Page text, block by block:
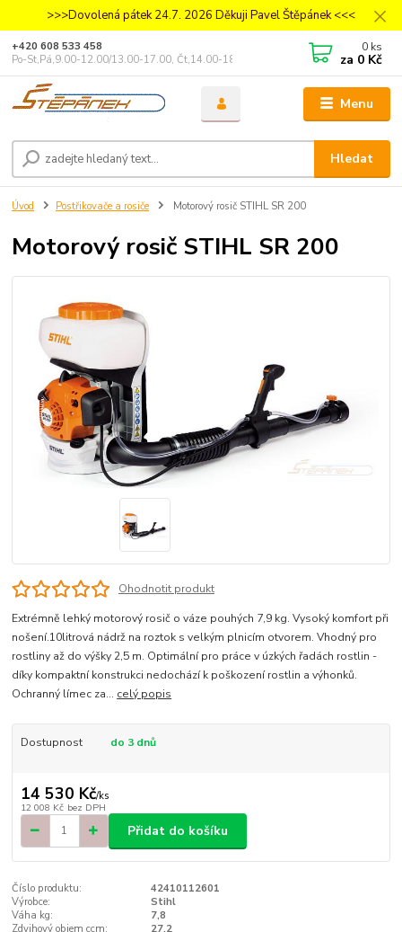
>>>Dovolená pátek 24.7. 2026 Děkuji Pavel Štěpánek <<<
Menu
Hledat
+420 608 533 458
Po-St,Pá,9.00-12.00/13.00-17.00, Čt,14.00-18.00
0 ks
za 0 Kč
Úvod Postřikovače a rosiče Motorový rosič STIHL SR 200
Motorový rosič STIHL SR 200
Ohodnotit produkt
Extrémně lehký motorový rosič o váze pouhých 7,9 kg. Vysoký komfort při
nošení.10litrová nádrž na roztok s velkým plnicím otvorem. Vhodný pro
rostliny až do výšky 2,5 m. Optimální pro práce v úzkých řadách rostlin -
díky kompaktní konstrukci nedochází k poškození rostlin a výhonků.
Ochranný límec za... celý popis
Dostupnost do 3 dnů
14 530 Kč/ks
12 008 Kč bez DPH
Přidat do košíku
Číslo produktu:
42410112601
Výrobce:
Stihl
Váha kg:
7,8
Zdvihový objem ccm:
27,2